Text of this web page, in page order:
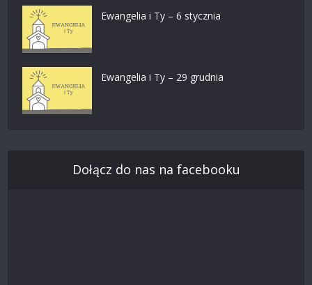
Ewangelia i Ty – 6 stycznia
Ewangelia i Ty – 29 grudnia
Dołącz do nas na facebooku